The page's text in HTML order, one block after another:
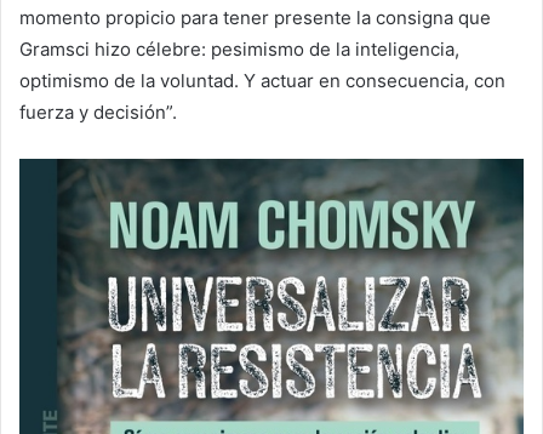
momento propicio para tener presente la consigna que
Gramsci hizo célebre: pesimismo de la inteligencia,
optimismo de la voluntad. Y actuar en consecuencia, con
fuerza y decisión”.